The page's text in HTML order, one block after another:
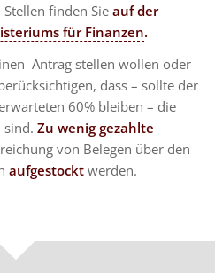
Stellen finden Sieauf der
für Finanzen.
Antrag stellen wollen oder
dass – sollte der
60% bleiben – die
sind.Zu wenig gezahlte
von Belegen über den
aufgestocktwerden.